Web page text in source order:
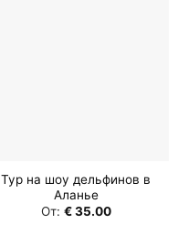
Тур на шоу дельфинов в
Аланье
От: €35.00